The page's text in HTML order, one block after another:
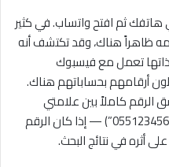
هاتفك ثم افتح واتساب. في كثير
ظاهراً هناك، وقد تكتشف أنه
تعمل مع فيسبوك
أرقامهم بحساباتهم هناك.
الرقم كاملاً بين علامتي
تنصيص في محرك بحث جوجل (مثلاً “0551234567”) — إذا كان الرقم
أثره في نتائج البحث.